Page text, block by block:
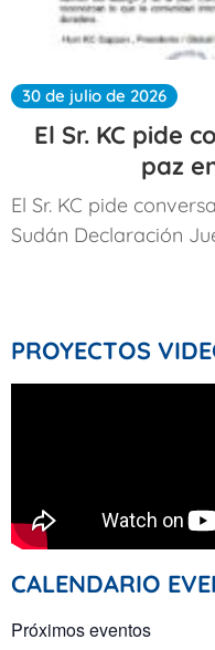
30 de julio de 2026
El Sr. KC pide
paz
El Sr. KC pide
Sudán Declaración
PROYECTOS
CALENDARIO
Próximos eventos